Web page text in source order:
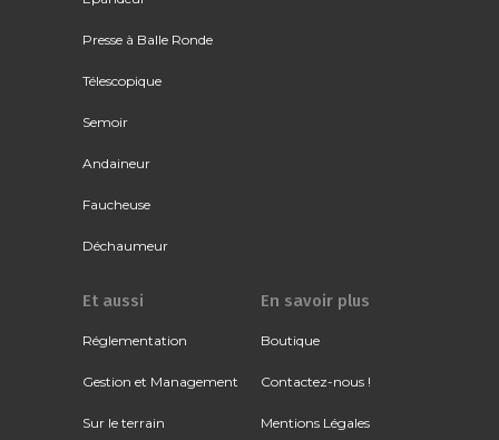
Presse à Balle Ronde
Télescopique
Semoir
Andaineur
Faucheuse
Déchaumeur
Et aussi
Réglementation
Gestion et Management
Sur le terrain
En savoir plus
Boutique
Contactez-nous !
Mentions Légales